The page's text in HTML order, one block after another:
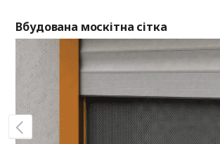
Вбудована москітна сітка